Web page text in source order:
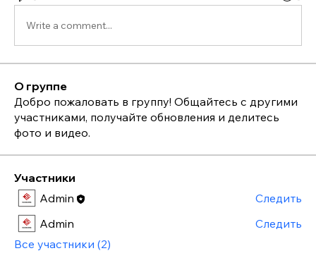
Write a comment...
О группе
Добро пожаловать в группу! Общайтесь с другими
участниками, получайте обновления и делитесь
фото и видео.
Участники
Admin
Следить
Admin
Следить
Все участники (2)